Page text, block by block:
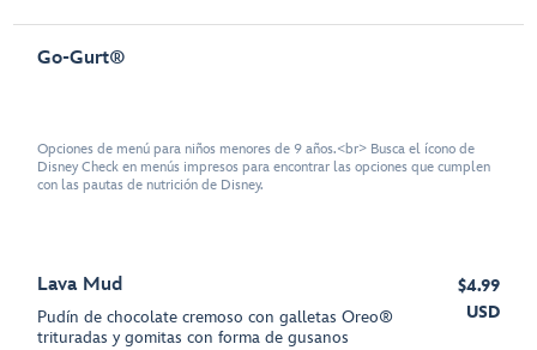
Go-Gurt®
Opciones de menú para niños menores de 9 años.<br> Busca el ícono de
Disney Check en menús impresos para encontrar las opciones que cumplen
con las pautas de nutrición de Disney.
Lava Mud
Pudín de chocolate cremoso con galletas Oreo®
trituradas y gomitas con forma de gusanos
$4.99
USD